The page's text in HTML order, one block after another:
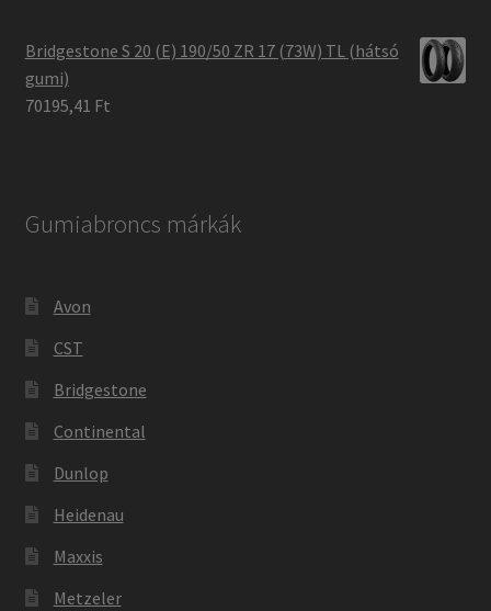
Bridgestone S 20 (E) 190/50 ZR 17 (73W) TL (hátsó
gumi)
70195,41 Ft
Gumiabroncs márkák
Avon
CST
Bridgestone
Continental
Dunlop
Heidenau
Maxxis
Metzeler